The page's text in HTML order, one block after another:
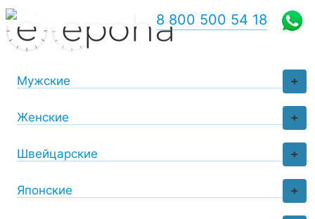
+
Мужские
+
Женские
+
Швейцарские
+
Японские
8 800 500 54 18